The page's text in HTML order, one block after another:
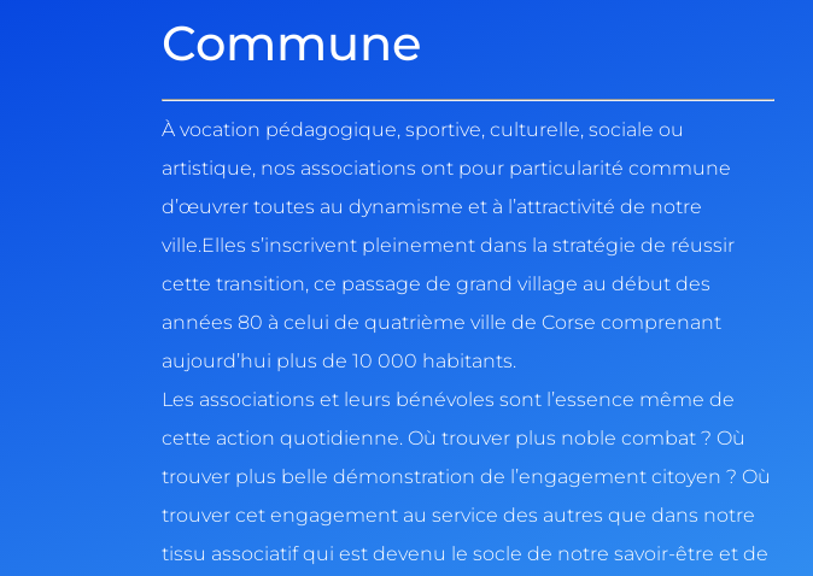
Commune
À vocation pédagogique, sportive, culturelle, sociale ou
artistique, nos associations ont pour particularité commune
d’œuvrer toutes au dynamisme et à l’attractivité de notre
ville.Elles s’inscrivent pleinement dans la stratégie de réussir
cette transition, ce passage de grand village au début des
années 80 à celui de quatrième ville de Corse comprenant
aujourd’hui plus de 10 000 habitants.
Les associations et leurs bénévoles sont l’essence même de
cette action quotidienne. Où trouver plus noble combat ? Où
trouver plus belle démonstration de l’engagement citoyen ? Où
trouver cet engagement au service des autres que dans notre
tissu associatif qui est devenu le socle de notre savoir-être et de